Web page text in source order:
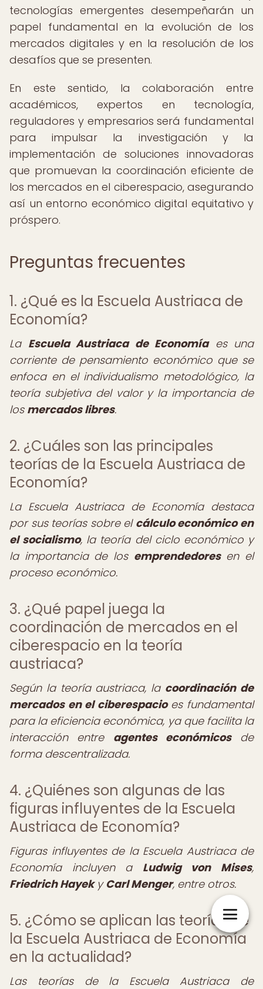
tecnologías emergentes desempeñarán un
papel fundamental en la evolución de los
mercados digitales y en la resolución de los
desafíos que se presenten.
En este sentido, la colaboración entre
académicos, expertos en tecnología,
reguladores y empresarios será fundamental
para impulsar la investigación y la
implementación de soluciones innovadoras
que promuevan la coordinación eficiente de
los mercados en el ciberespacio, asegurando
así un entorno económico digital equitativo y
próspero.
Preguntas frecuentes
1. ¿Qué es la Escuela Austriaca de
Economía?
La Escuela Austriaca de Economíaes una
corriente de pensamiento económico que se
enfoca en el individualismo metodológico, la
teoría subjetiva del valor y la importancia de
los mercados libres.
2. ¿Cuáles son las principales
teorías de la Escuela Austriaca de
Economía?
La Escuela Austriaca de Economía destaca
por sus teorías sobre el cálculo económico en
el socialismo, la teoría del ciclo económico y
la importancia de los emprendedoresen el
proceso económico.
3. ¿Qué papel juega la
coordinación de mercados en el
ciberespacio en la teoría
austriaca?
Según la teoría austriaca, la coordinación de
mercados en el ciberespacioes fundamental
para la eficiencia económica, ya que facilita la
interacción entre agentes económicosde
forma descentralizada.
4. ¿Quiénes son algunas de las
figuras influyentes de la Escuela
Austriaca de Economía?
Figuras influyentes de la Escuela Austriaca de
Economía incluyen a Ludwig von Mises,
Friedrich Hayeky Carl Menger, entre otros.
5. ¿Cómo se aplican las teorías de
la Escuela Austriaca de Economía
en la actualidad?
Las teorías de la Escuela Austriaca de